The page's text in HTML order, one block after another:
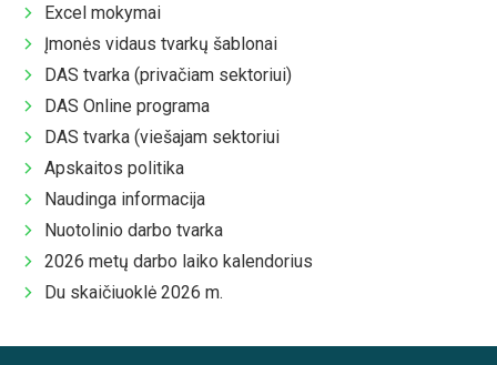
Excel mokymai
Įmonės vidaus tvarkų šablonai
DAS tvarka (privačiam sektoriui)
DAS Online programa
DAS tvarka (viešajam sektoriui
Apskaitos politika
Naudinga informacija
Nuotolinio darbo tvarka
2026 metų darbo laiko kalendorius
Du skaičiuoklė 2026 m.